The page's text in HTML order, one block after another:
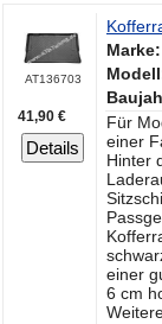
AT136703
41,90 €
Details
Marke:
Für
einer
Hinter
einer
6 cm